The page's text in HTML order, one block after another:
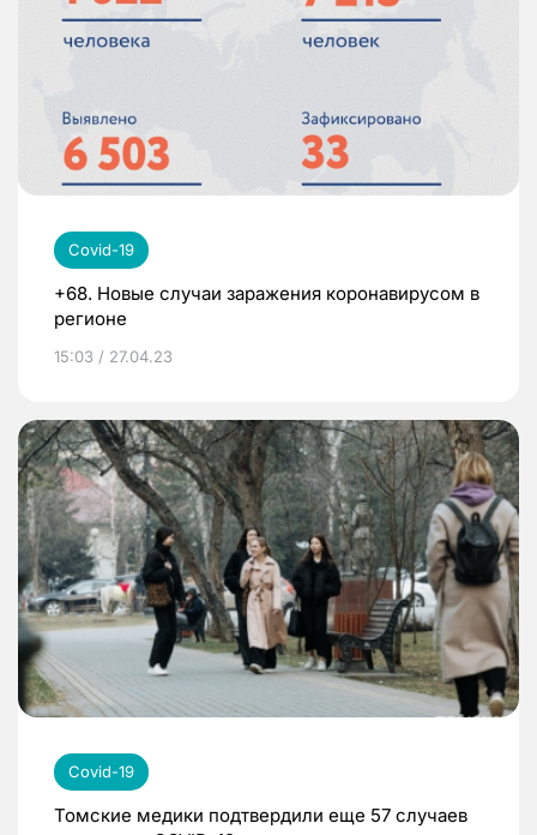
Covid-19
+68. Новые случаи заражения коронавирусом в
регионе
15:03 / 27.04.23
Covid-19
Томские медики подтвердили еще 57 случаев